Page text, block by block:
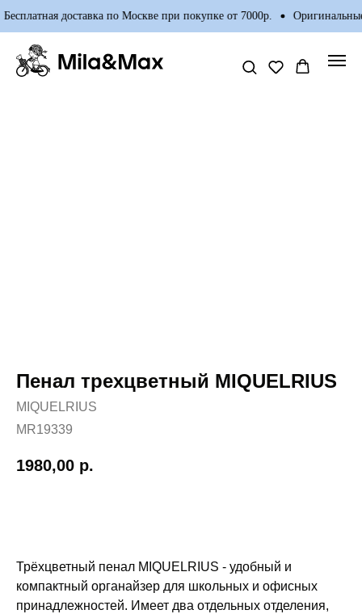
Бесплатная доставка по Москве при покупке от 7000р.
Пенал трехцветный MIQUELRIUS
MIQUELRIUS
MR19339
1980,00 р.
Трёхцветный пенал MIQUELRIUS - удобный и
компактный органайзер для школьных и офисных
принадлежностей. Имеет два отдельных отделения,